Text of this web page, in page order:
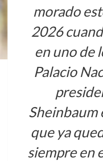
morado
2026
en uno de
Palacio
Sheinbaum
que ya
siempre en